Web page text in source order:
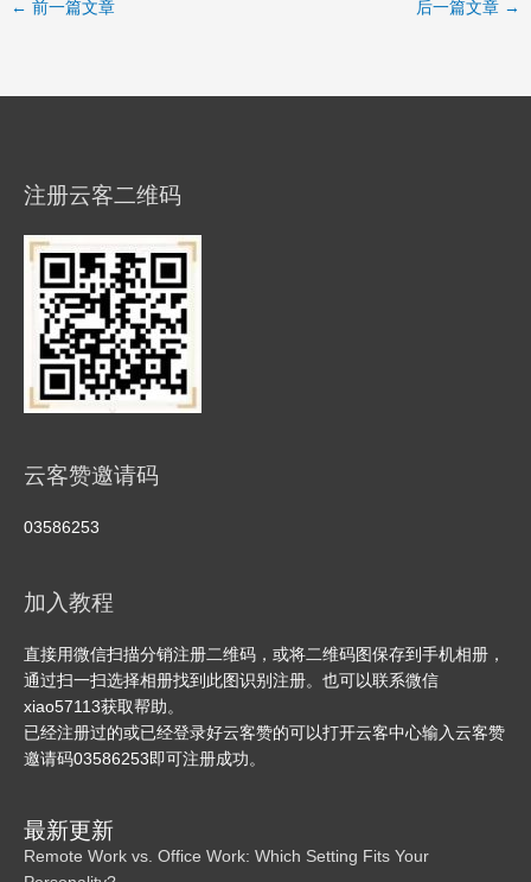
← 前一篇文章 后一篇文章 →
注册云客二维码
云客赞邀请码
03586253
加入教程
直接用微信扫描分销注册二维码，或将二维码图保存到手机相册，
通过扫一扫选择相册找到此图识别注册。也可以联系微信
xiao57113获取帮助。
已经注册过的或已经登录好云客赞的可以打开云客中心输入云客赞
邀请码03586253即可注册成功。
最新更新
Remote Work vs. Office Work: Which Setting Fits Your